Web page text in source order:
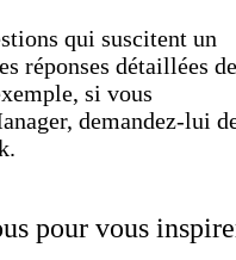
qui suscitent un
réponses détaillées de
si vous
demandez-lui
pour vous